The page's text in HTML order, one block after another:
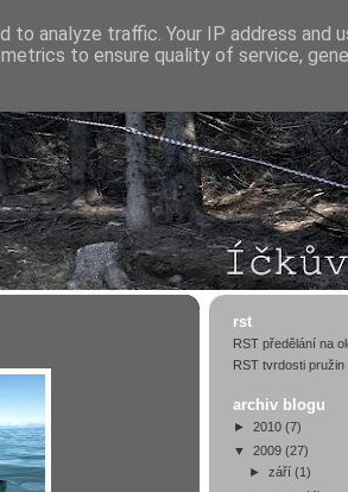
rst
RST předělání na
RST tvrdosti pružin
archiv blogu
► 2010 (7)
▼ 2009 (27)
► září (1)
analyze traffic. Your IP address and
to ensure quality of service,